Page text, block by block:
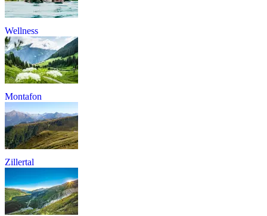
Wellness
Montafon
Zillertal